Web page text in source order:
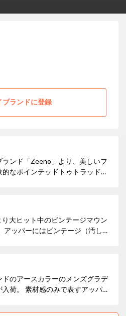
ブランドに登録
ランド「Zeeno」より、美しいフ
的なポインテッドトゥトラッドの
ネスマンにオススメのとってお
イテムです。
り大ヒット中のビンテージマウン
アッパーにはビンテージ（汚し）
ドのアースカラーのメンズグラデ
入荷。 素材感のみで表すアッパー